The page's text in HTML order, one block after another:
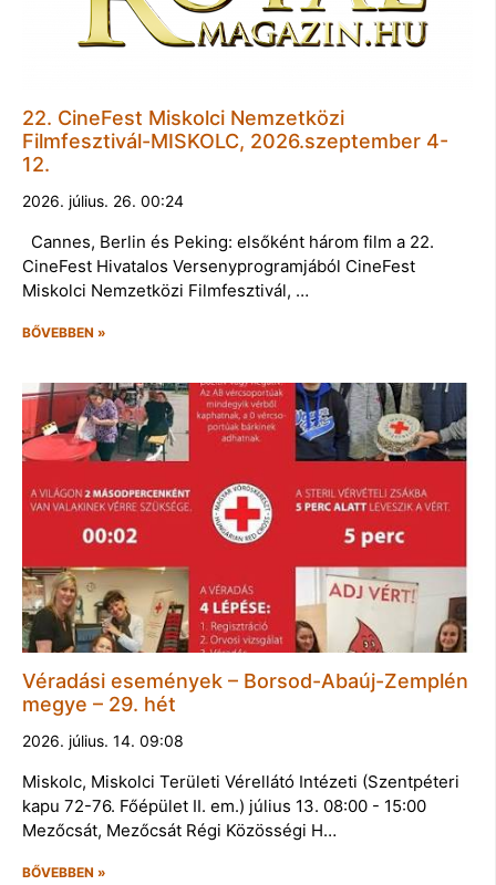
22. CineFest Miskolci Nemzetközi
Filmfesztivál-MISKOLC, 2026.szeptember 4-
12.
2026. július. 26. 00:24
Cannes, Berlin és Peking: elsőként három film a 22.
CineFest Hivatalos Versenyprogramjából CineFest
Miskolci Nemzetközi Filmfesztivál, …
BŐVEBBEN »
Véradási események – Borsod-Abaúj-Zemplén
megye – 29. hét
2026. július. 14. 09:08
Miskolc, Miskolci Területi Vérellátó Intézeti (Szentpéteri
kapu 72-76. Főépület II. em.) július 13. 08:00 - 15:00
Mezőcsát, Mezőcsát Régi Közösségi H…
BŐVEBBEN »